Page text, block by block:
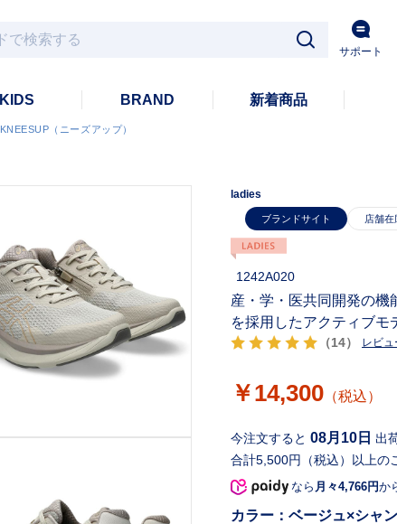
サポート
KIDS BRAND 新着商品
KNEESUP（ニーズアップ）
ladies
ブランドサイト
1242A020
（14） レビュ
産・学・医共同開発の機
を採用したアクティブモ
￥14,300 （税込）
合計5,500円（税込）以上の
今注文すると 08月10日 出
なら 月々4,766円か
カラー： ベージュ×シャ